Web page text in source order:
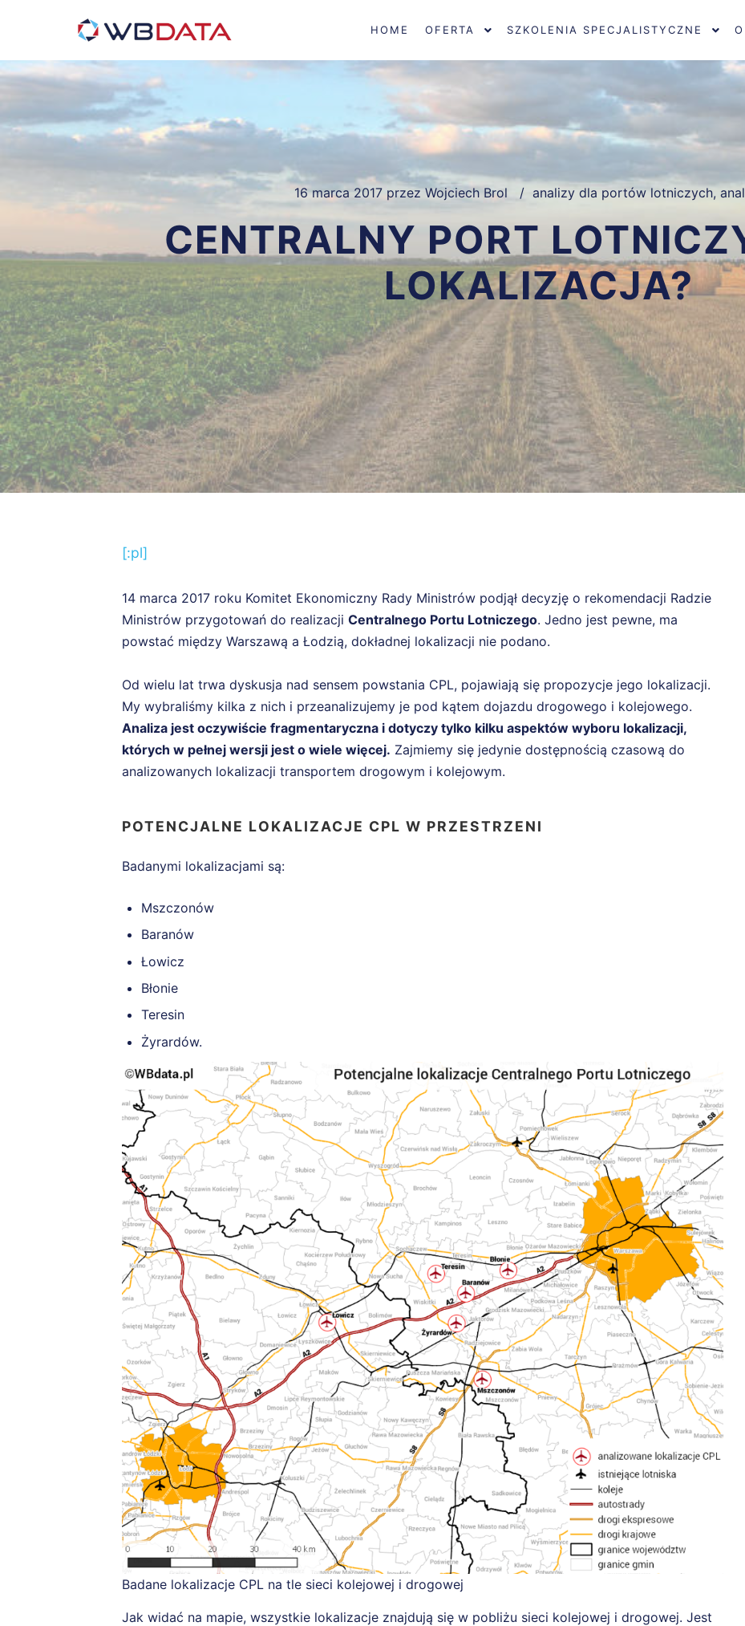
HOME OFERTA SZKOLENIA SPECJALISTYCZNE
16 marca 2017przezWojciech Brol analizy dla portów lotniczych,
CENTRALNY PORT
LOKALIZACJA?
[:pl]
14 marca 2017 roku Komitet Ekonomiczny Rady Ministrów podjął decyzję o rekomendacji Radzie
Ministrów przygotowań do realizacji Centralnego Portu Lotniczego. Jedno jest pewne, ma
powstać między Warszawą a Łodzią, dokładnej lokalizacji nie podano.
Od wielu lat trwa dyskusja nad sensem powstania CPL, pojawiają się propozycje jego lokalizacji.
My wybraliśmy kilka z nich i przeanalizujemy je pod kątem dojazdu drogowego i kolejowego.
Analiza jest oczywiście fragmentaryczna i dotyczy tylko kilku aspektów wyboru lokalizacji,
których w pełnej wersji jest o wiele więcej. Zajmiemy się jedynie dostępnością czasową do
analizowanych lokalizacji transportem drogowym i kolejowym.
POTENCJALNE LOKALIZACJE CPL W PRZESTRZENI
Badanymi lokalizacjami są:
Mszczonów
Baranów
Łowicz
Błonie
Teresin
Żyrardów.
Badane lokalizacje CPL na tle sieci kolejowej i drogowej
Jak widać na mapie, wszystkie lokalizacje znajdują się w pobliżu sieci kolejowej i drogowej. Jest